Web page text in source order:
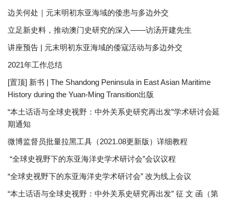
边关何处｜元末明初东亚海域的倭患与多边外交
立足新史料，推动澳门史研究的深入——访汤开建先生
讲座预告 | 元末明初东亚海域的倭寇活动与多边外交
2021年工作总结
[置顶] 新书 | The Shandong Peninsula in East Asian Maritime
History during the Yuan-Ming Transition出版
“本土话语与全球史视野：中外关系史研究再出发”学术研讨会延
期通知
微博监督员批量拉黑工具（2021.08更新版）详细教程
“全球史视野下的东亚海洋史学术研讨会”会议议程
“全球史视野下的东亚海洋史学术研讨会” 改为线上会议
“本土话语与全球史视野：中外关系史研究再出发” 征 文 函（第